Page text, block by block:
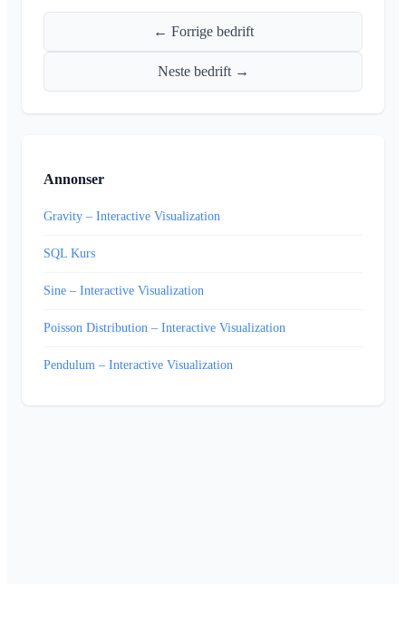
← Forrige bedrift
Neste bedrift →
Annonser
Gravity – Interactive Visualization
SQL Kurs
Sine – Interactive Visualization
Poisson Distribution – Interactive Visualization
Pendulum – Interactive Visualization